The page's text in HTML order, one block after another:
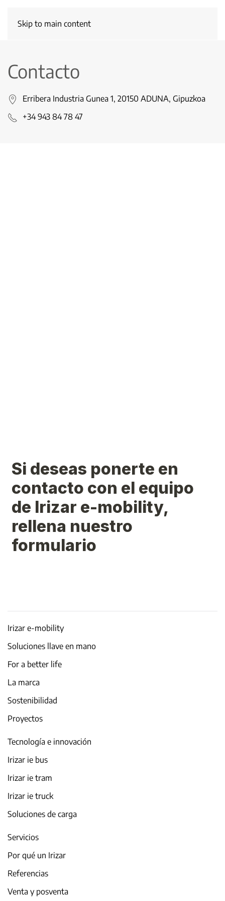
Skip to main content
Contacto
Erribera Industria Gunea 1, 20150 ADUNA, Gipuzkoa
+34 943 84 78 47
Irizar e-mobility
Soluciones llave en mano
For a better life
La marca
Sostenibilidad
Proyectos
Tecnología e innovación
Irizar ie bus
Irizar ie tram
Irizar ie truck
Soluciones de carga
Servicios
Por qué un Irizar
Referencias
Venta y posventa